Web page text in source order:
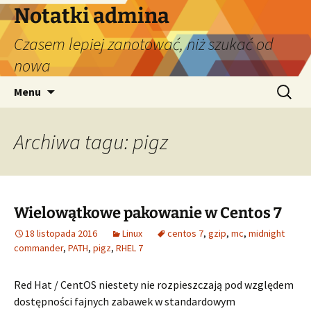
Przejdź
do
treści
Notatki admina
Czasem lepiej zanotować, niż szukać od
nowa
Menu Szukaj:
Archiwa tagu: pigz
Wielowątkowe pakowanie w Centos 7
18 listopada 2016 Linux centos 7, gzip, mc, midnight
commander, PATH, pigz, RHEL 7
Red Hat / CentOS niestety nie rozpieszczają pod względem
dostępności fajnych zabawek w standardowym